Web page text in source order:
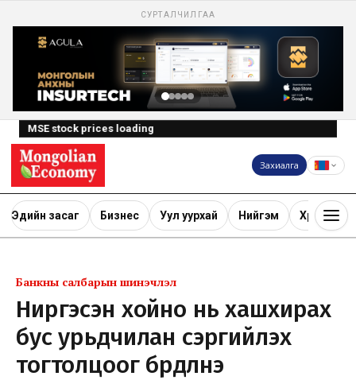
СУРТАЛЧИЛГАА
MSE stock prices loading
Захиалга
Эдийн засаг Бизнес Уул уурхай Нийгэм Хөрөнгө
Банкны салбарын шинэчлэл
Ниргэсэн хойно нь хашхирах
бус урьдчилан сэргийлэх
тогтолцоог бүрдүүлнэ